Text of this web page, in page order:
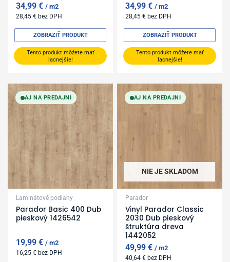
34,99€ m2
28,45€ bez DPH
Tento produkt môžete mať
lacnejšie!
ZOBRAZIŤ PRODUKT
34,99€ m2
28,45€ bez DPH
Tento produkt môžete mať
lacnejšie!
ZOBRAZIŤ PRODUKT
AJ NA PREDAJNI
Laminátové podlahy
Parador Basic 400 Dub
pieskový 1426542
19,99€ m2
16,25€ bez DPH
AJ NA PREDAJNI
NIE JE SKLADOM
Parador
Vinyl Parador Classic
2030 Dub pieskový
štruktúra dreva
1442052
49,99€ m2
40,64€ bez DPH